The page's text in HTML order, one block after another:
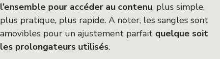
l’ensemble pour accéder au contenu, plus simple,
plus pratique, plus rapide. A noter, les sangles sont
amovibles pour un ajustement parfait quelque soit
les prolongateurs utilisés.